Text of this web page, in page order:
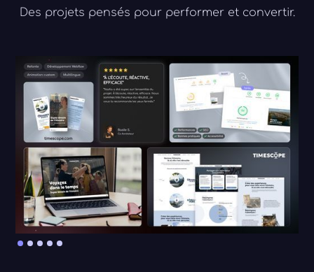
Des projets pensés pour performer et convertir.